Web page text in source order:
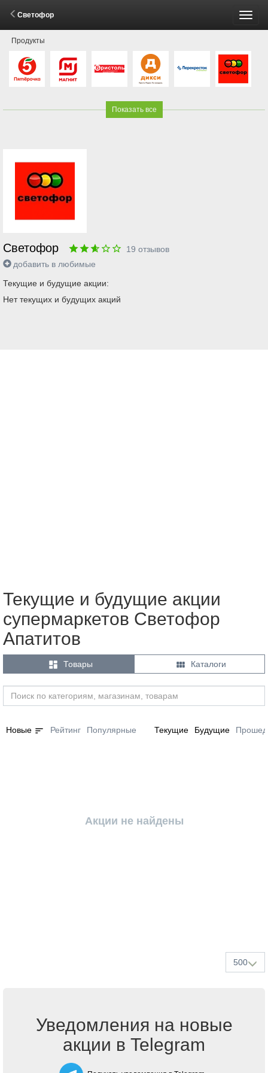
Светофор
Продукты
Показать все
Светофор 19 отзывов
добавить в любимые
Текущие и будущие акции:
Нет текущих и будущих акций
Текущие и будущие акции
супермаркетов Светофор
Апатитов
 Товары  Каталоги
Новые sort Рейтинг Популярные Текущие Будущие
Акции не найдены
500
Уведомления на новые
акции в Telegram